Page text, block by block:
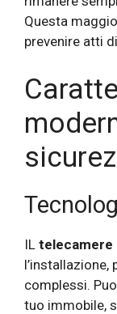
Questa
prevenire atti
IL telecamere
complessi.
tuo immobile,